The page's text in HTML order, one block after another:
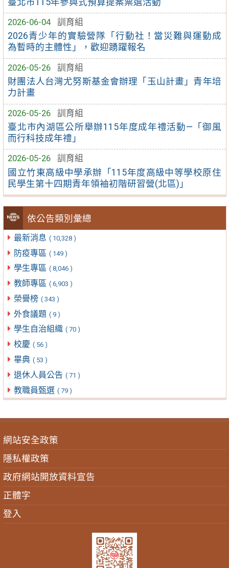
2026-06-04
訓育組
2026青少年的實驗營隊「行動社！當災難與運動成
為暫時的主體性」，歡迎踴躍報名
2026-05-26
訓育組
財團法人台灣尤努斯基金會辦理「玉山計畫」青年培
力計畫
2026-05-26
訓育組
臺北市內湖區公所舉辦115年度成年禮活動—「御風
而行科技成年禮」
2026-05-26
訓育組
國立竹東高級中學承辦「115年度高級中等學校原住
民學生第十四期青年領袖初階研習營(北區)」
依公告類別彙總
最新消息 ( 10,328 )
防疫專區 ( 149 )
學生專區 ( 8,046 )
教師專區 ( 6,903 )
榮譽榜 ( 343 )
外食議題 ( 9 )
學生自治組織 ( 70 )
校慶 ( 56 )
畢典 ( 53 )
退休人員公告 ( 71 )
教職員甄選 ( 79 )
網站安全政策
隱私權政策
政府網站開放資料宣告
正體字
登入